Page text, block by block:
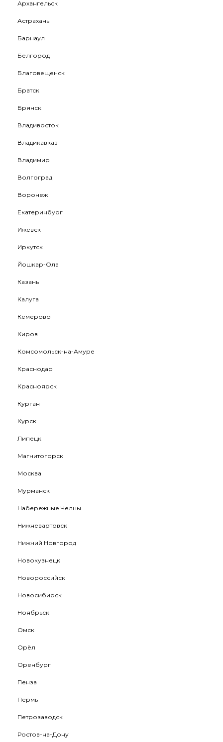
Архангельск
Астрахань
Барнаул
Белгород
Благовещенск
Братск
Брянск
Владивосток
Владикавказ
Владимир
Волгоград
Воронеж
Екатеринбург
Ижевск
Иркутск
Йошкар-Ола
Казань
Калуга
Кемерово
Киров
Комсомольск-на-Амуре
Краснодар
Красноярск
Курган
Курск
Липецк
Магнитогорск
Москва
Мурманск
Набережные Челны
Нижневартовск
Нижний Новгород
Новокузнецк
Новороссийск
Новосибирск
Ноябрьск
Омск
Орёл
Оренбург
Пенза
Пермь
Петрозаводск
Ростов-на-Дону